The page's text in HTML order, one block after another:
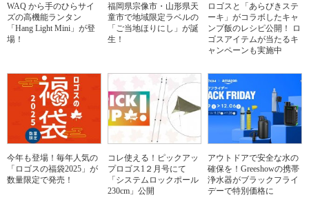
WAQ から手のひらサイ
ズの高機能ランタン
「Hang Light Mini」が登
場！
福岡県宗像市・山形県天
童市で地域限定ラベルの
「ご当地ほりにし」が誕
生！
ロゴスと「あらびきステ
ーキ」がコラボしたキャ
ンプ飯のレシピ公開！ ロ
ゴスアイテムが当たるキ
ャンペーンも実施中
今年も登場！毎年人気の
「ロゴスの福袋2025」が
数量限定で発売！
コレ使える！ピックアッ
プロゴス1２月号にて
「システムロックポール
230cm」公開
アウトドアで安全な水の
確保を！Greeshowの携帯
浄水器がブラックフライ
デーで特別価格に